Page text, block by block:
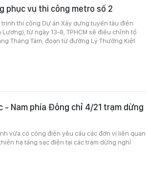
phục vụ thi công metro số 2
thi công Dự án Xây dựng tuyến tàu điện
Lương), từ ngày 13-8, TPHCM sẽ điều chỉnh tổ
Tháng Tám, đoạn từ đường Lý Thường Kiệt
- Nam phía Đông chỉ 4/21 trạm dừng
vừa có công điện yêu cầu các đơn vị liên quan
hạ tầng sạc điện tại các trạm dừng nghỉ